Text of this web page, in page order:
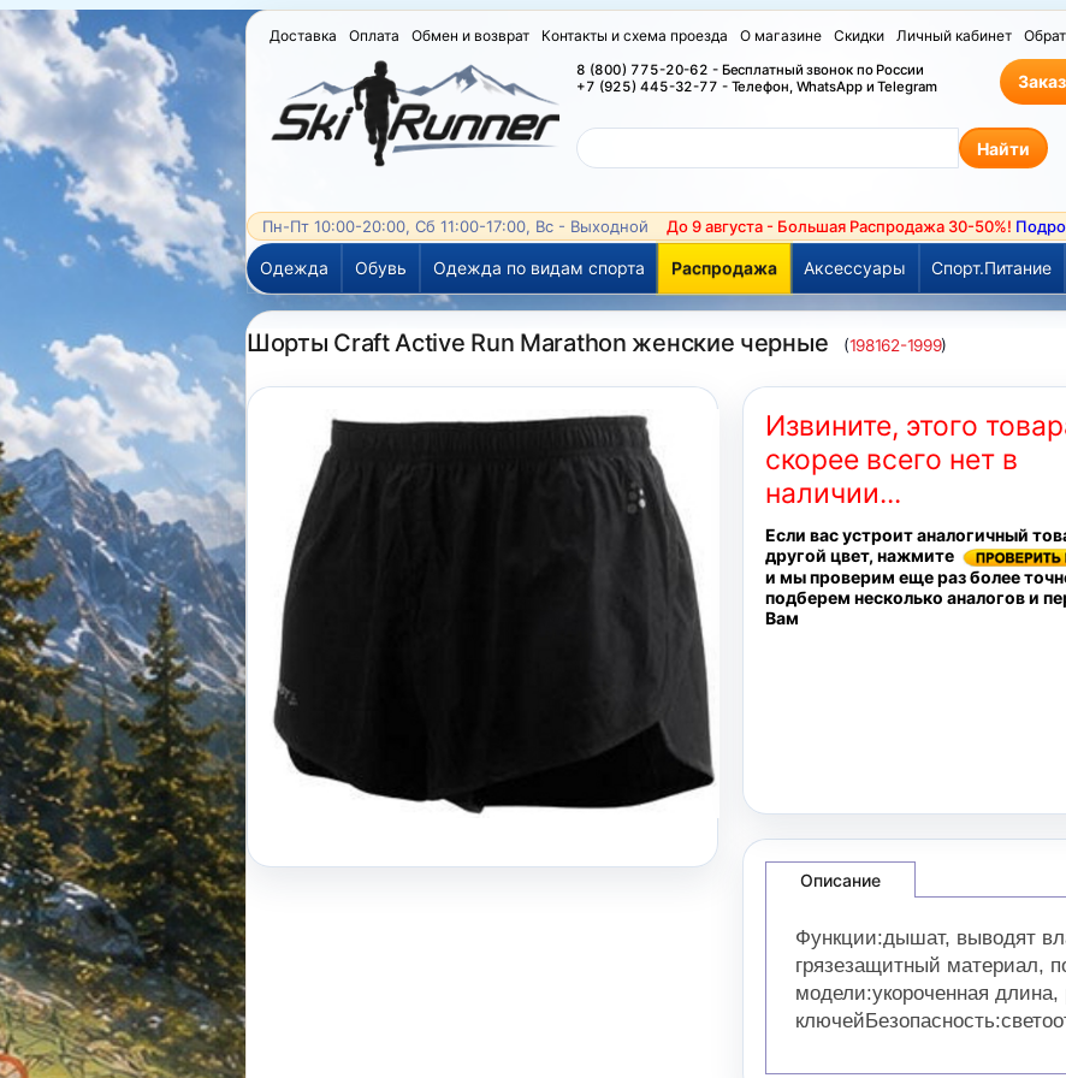
Доставка Оплата Обмен и возврат Контакты и схема проезда О магазине Скидки Личный кабинет
8 (800) 775-20-62 - Бесплатный звонок по России
+7 (925) 445-32-77 - Телефон, WhatsApp и Telegram
Пн-Пт 10:00-20:00, Сб 11:00-17:00, Вс - Выходной До 9 августа - Большая Распродажа 30-50%!
Одежда Обувь Одежда по видам спорта Распродажа Аксессуары Спорт.Питание
Шорты Craft Active Run Marathon женские черные (198162-1999)
Извините, этого
скорее всего нет в
наличии...
Если вас устроит аналогичный
другой цвет, нажмите
и мы проверим еще раз более
подберем несколько аналогов и
Вам
Описание
Функции:дышат, выводят
грязезащитный материал,
модели:укороченная длина,